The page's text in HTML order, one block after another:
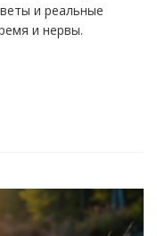
и реальные
и нервы.